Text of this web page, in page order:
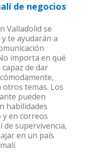
de negocios
Valladolid se
te ayudarán a
importa en qué
de dar
temas. Los
pueden
habilidades
y en correos
de supervivencia,
en un país